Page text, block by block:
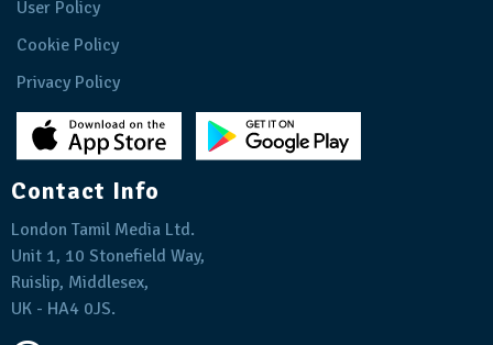
User Policy
Cookie Policy
Privacy Policy
Contact Info
London Tamil Media Ltd.
Unit 1, 10 Stonefield Way,
Ruislip, Middlesex,
UK - HA4 0JS.